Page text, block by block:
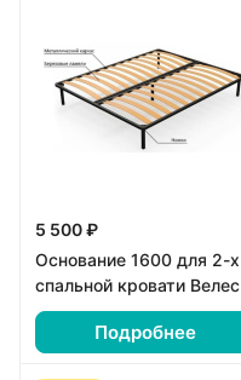
5 500 ₽
Основание 1600 для 2-х
спальной кровати Велес
Подробнее